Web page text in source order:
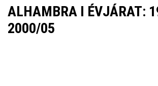
ALHAMBRA I ÉVJÁRAT:
2000/05